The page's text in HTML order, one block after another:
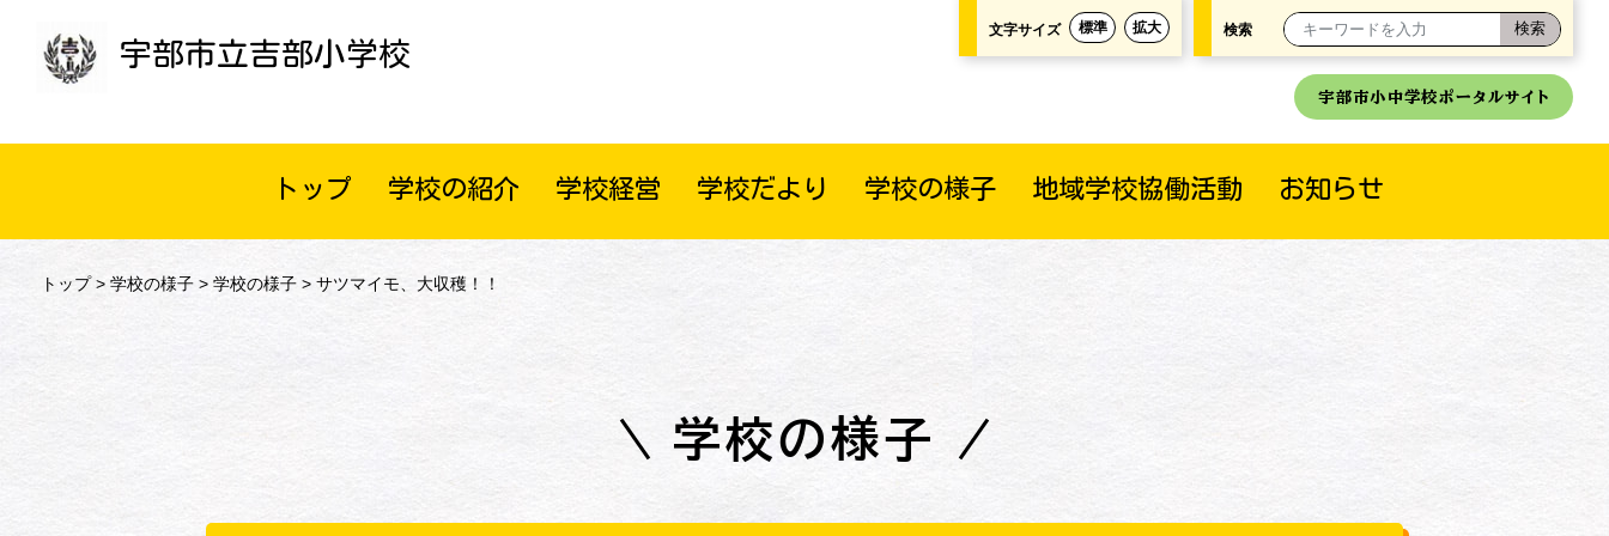
宇部市立吉部小学校
文字サイズ 標準 拡大 検索
宇部市小中学校ポータルサイト
トップ 学校の紹介 学校経営 学校だより 学校の様子 地域学校協働活動 お知らせ
トップ> 学校の様子> 学校の様子> サツマイモ、大収穫！！
学校の様子